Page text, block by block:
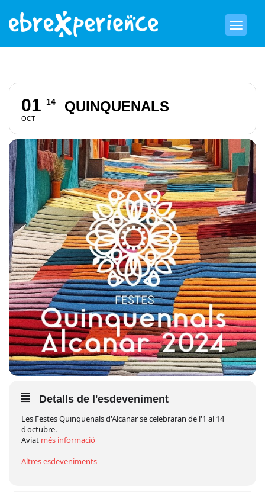
01
OCT
14 QUINQUENALS
Detalls de l'esdeveniment
Les Festes Quinquenals d'Alcanar se celebraran de l'1 al 14
d'octubre.
Aviat més informació
Altres esdeveniments